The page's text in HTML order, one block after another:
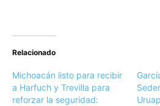
Relacionado
Michoacán listo para recibir
a Harfuch y Trevilla para
reforzar la seguridad: